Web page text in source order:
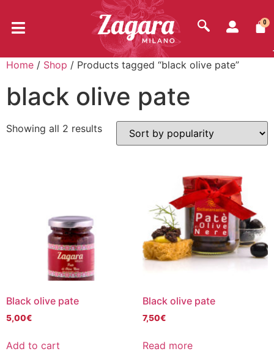
0
Home / Shop / Products tagged “black olive pate”
black olive pate
Showing all 2 results
Black olive pate
5,00€
Add to cart
Black olive pate
7,50€
Read more